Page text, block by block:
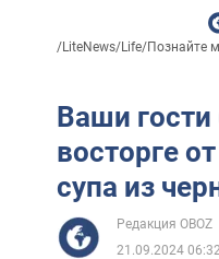
/LiteNews/Life/Познайте
Ваши гости
восторге
супа из
Редакция OBOZ
21.09.2024 06:32